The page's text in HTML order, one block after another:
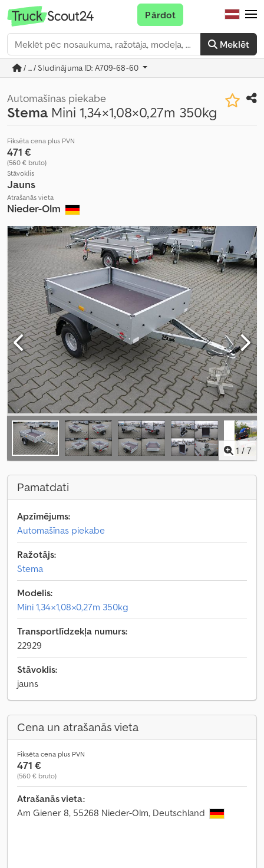
Meklēt
Pārdot
/ ... / Sludinājuma ID: A709-68-60
Automašīnas piekabe
Stema Mini 1,34×1,08×0,27m 350kg
Fiksēta cena plus PVN
471 €
(560 € bruto)
Stāvoklis
Jauns
Atrašanās vieta
Nieder-Olm
1 / 7
Pamatdati
Apzīmējums:
Automašīnas piekabe
Ražotājs:
Stema
Modelis:
Mini 1,34×1,08×0,27m 350kg
Transportlīdzekļa numurs:
22929
Stāvoklis:
jauns
Cena un atrašanās vieta
Fiksēta cena plus PVN
471 €
(560 € bruto)
Atrašanās vieta:
Am Giener 8, 55268 Nieder-Olm, Deutschland